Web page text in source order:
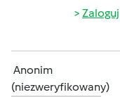
Zaloguj
Anonim
(niezweryfikowany)